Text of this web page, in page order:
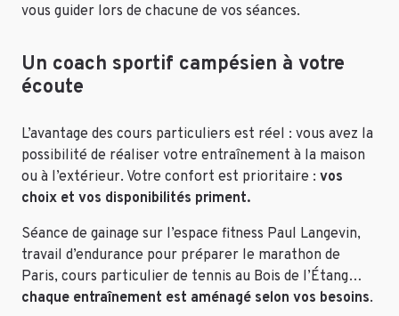
vous guider lors de chacune de vos séances.
Un coach sportif campésien à votre
écoute
L’avantage des cours particuliers est réel : vous avez la
possibilité de réaliser votre entraînement à la maison
ou à l’extérieur. Votre confort est prioritaire : vos
choix et vos disponibilités priment.
Séance de gainage sur l’espace fitness Paul Langevin,
travail d’endurance pour préparer le marathon de
Paris, cours particulier de tennis au Bois de l’Étang…
chaque entraînement est aménagé selon vos besoins.